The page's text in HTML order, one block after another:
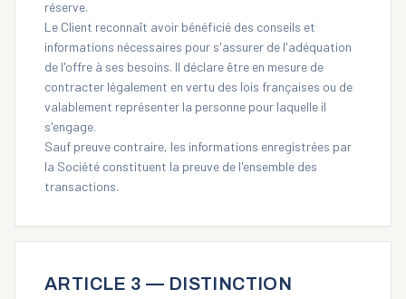
réserve.
Le Client reconnaît avoir bénéficié des conseils et
informations nécessaires pour s'assurer de l'adéquation
de l'offre à ses besoins. Il déclare être en mesure de
contracter légalement en vertu des lois françaises ou de
valablement représenter la personne pour laquelle il
s'engage.
Sauf preuve contraire, les informations enregistrées par
la Société constituent la preuve de l'ensemble des
transactions.
ARTICLE 3 — DISTINCTION